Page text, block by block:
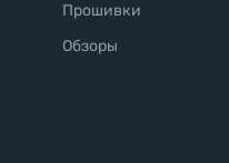
Прошивки
Обзоры